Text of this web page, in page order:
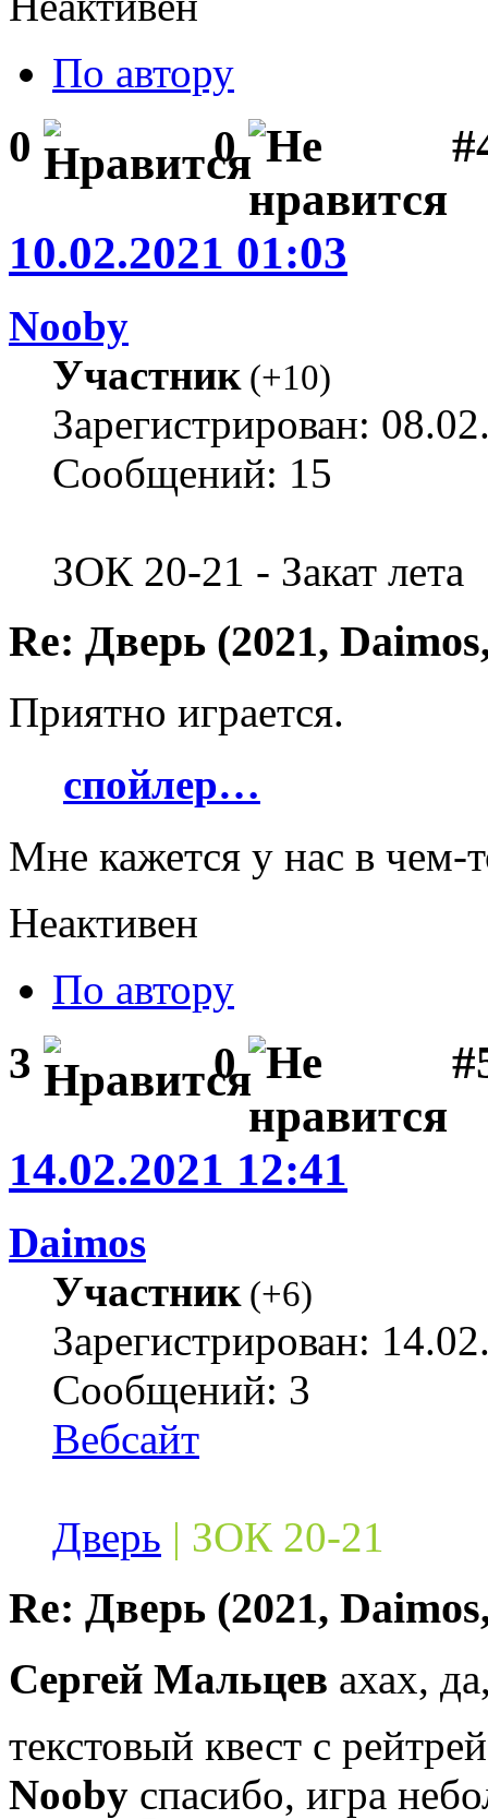
По автору
0 0
10.02.2021 01:03
Nooby
Участник(+10)
Зарегистрирован:
Сообщений: 15
ЗОК 20-21 - Закат лета
Re: Дверь (2021,
Приятно играется.
спойлер…
Мне кажется у нас в чем-
Неактивен
По автору
3 0
14.02.2021 12:41
Daimos
Участник(+6)
Зарегистрирован:
Сообщений: 3
Вебсайт
Дверь | ЗОК 20-21
Re: Дверь (2021,
Сергей Мальцев ахах,
текстовый квест с
Nooby спасибо, игра